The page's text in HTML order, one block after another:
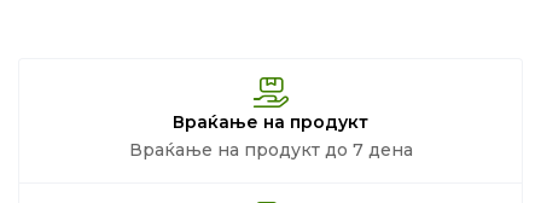
Враќање на продукт
Враќање на продукт до 7 дена